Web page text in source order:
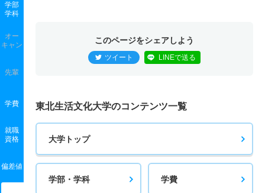
学部
学科
オー
キャン
先輩
学費
就職
資格
偏差値
このページをシェアしよう
ツイート LINEで送る
東北生活文化大学のコンテンツ一覧
大学トップ
学部・学科 学費